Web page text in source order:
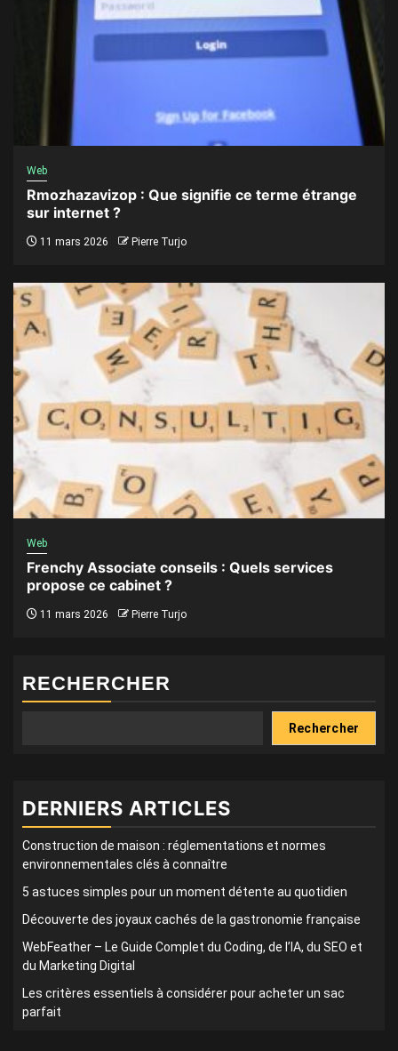
Web
Rmozhazavizop : Que signifie ce terme étrange
sur internet ?
11 mars 2026 Pierre Turjo
Web
Frenchy Associate conseils : Quels services
propose ce cabinet ?
11 mars 2026 Pierre Turjo
RECHERCHER
Rechercher
DERNIERS ARTICLES
Construction de maison : réglementations et normes
environnementales clés à connaître
5 astuces simples pour un moment détente au quotidien
Découverte des joyaux cachés de la gastronomie française
WebFeather – Le Guide Complet du Coding, de l’IA, du SEO et
du Marketing Digital
Les critères essentiels à considérer pour acheter un sac
parfait